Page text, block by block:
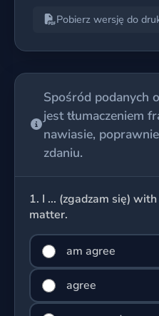
Pobierz wersję do
Spośród podanych
jest tłumaczeniem
nawiasie,
zdaniu.
1. I ... (zgadzam się)
matter.
am agree
agree